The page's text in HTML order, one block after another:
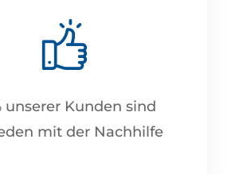
unserer Kunden sind
mit der Nachhilfe